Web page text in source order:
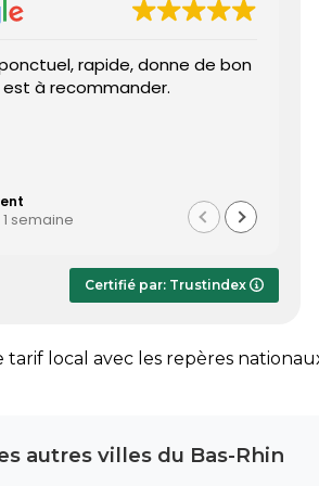
rapide, donne de bon
est à recommander.
1 semaine
Certifié par: Trustindex
tarif local avec les repères
autres villes du Bas-Rhin